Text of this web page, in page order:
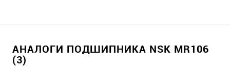
АНАЛОГИ ПОДШИПНИКА NSK MR106
(3)